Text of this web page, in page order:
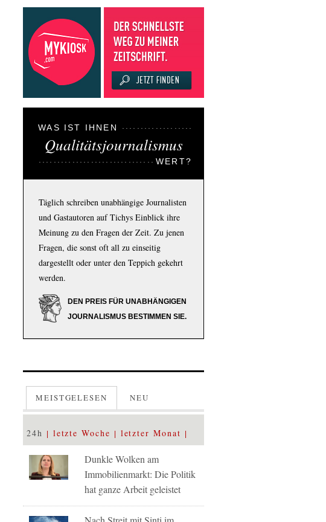
WAS IST IHNEN
Qualitätsjournalismus
WERT?
Täglich schreiben unabhängige Journalisten
und Gastautoren auf Tichys Einblick ihre
Meinung zu den Fragen der Zeit. Zu jenen
Fragen, die sonst oft all zu einseitig
dargestellt oder unter den Teppich gekehrt
werden.
DEN PREIS FÜR UNABHÄNGIGEN
JOURNALISMUS BESTIMMEN SIE.
MEISTGELESEN NEU
24h letzte Woche letzter Monat
Dunkle Wolken am
Immobilienmarkt: Die Politik
hat ganze Arbeit geleistet